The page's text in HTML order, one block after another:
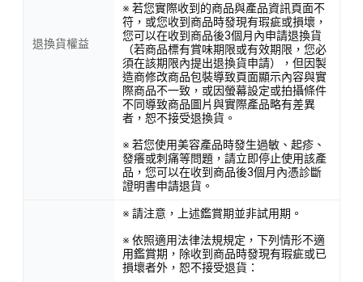
退換貨權益
※ 若您實際收到的商品與產品資訊頁面不
符，或您收到商品時發現有瑕疵或損壞，
您可以在收到商品後3個月內申請退換貨
（若商品標有賞味期限或有效期限，您必
須在該期限內提出退換貨申請），但因製
造商修改商品包裝導致頁面顯示內容與實
際商品不一致，或因螢幕設定或拍攝條件
不同導致商品圖片與實際產品略有差異
者，恕不接受退換貨。
※ 若您使用美容產品時發生過敏、起疹、
發癢或刺痛等問題，請立即停止使用該產
品，您可以在收到商品後3個月內憑診斷
證明書申請退貨。
※ 請注意，上述鑑賞期並非試用期。
※ 依照適用法律法規規定，下列情形不適
用鑑賞期，除收到商品時發現有瑕疵或已
損壞者外，恕不接受退貨：